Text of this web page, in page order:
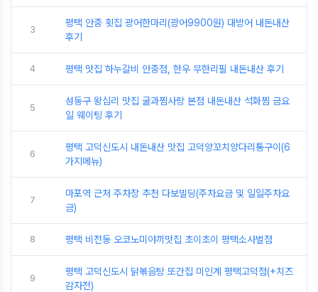
3
평택 안중 횟집 광어한마리(광어9900원) 대방어 내돈내산
후기
4 평택 맛집 하누갈비 안중점, 한우 무한리필 내돈내산 후기
5
성동구 왕십리 맛집 굴과찜사랑 본점 내돈내산 석화찜 금요
일 웨이팅 후기
6
평택 고덕신도시 내돈내산 맛집 고덕양꼬치양다리통구이(6
가지메뉴)
7
마포역 근처 주차장 추천 다보빌딩(주차요금 및 일일주차요
금)
8 평택 비전동 오코노미야끼맛집 초이초이 평택소사벌점
9
평택 고덕신도시 닭볶음탕 또간집 미인계 평택고덕점(+치즈
감자전)